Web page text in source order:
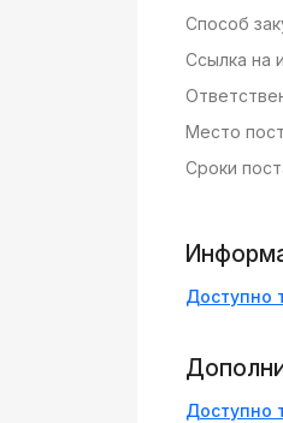
Способ
Ссылка на
Место
Сроки
Доступно
Доступно